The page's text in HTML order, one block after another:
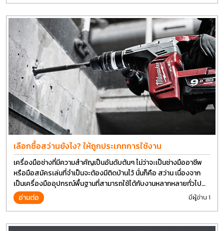
เลือกซื้อสว่านยังไง? ให้ถูกประเภทการใช้งาน
เครื่องมือช่างที่มีความสำคัญเป็นอันดับต้นๆ ไม่ว่าจะเป็นช่างมืออาชีพ
หรือมือสมัครเล่นที่จำเป็นจะต้องมีติดบ้านไว้ นั่นก็คือ สว่าน เนื่องจาก
เป็นเครื่องมืออุปกรณ์พื้นฐานที่สามารถใช้ได้กับงานหลากหลายทั่วไป
เรียกว่า เป็นเครื่องมือที่ใช้ง่าย ใครๆก็สามารถใช้ได้
อ่านต่อ มีผู้อ่าน 1